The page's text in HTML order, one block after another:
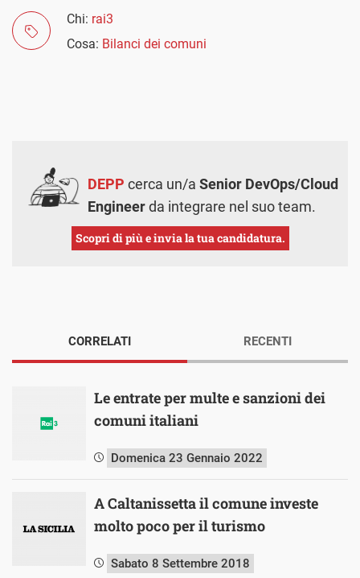
Chi: rai3
Cosa: Bilanci dei comuni
DEPP cerca un/a Senior DevOps/Cloud
Engineerda integrare nel suo team.
Scopri di più e invia la tua candidatura.
CORRELATI
Le entrate per multe e sanzioni dei
comuni italiani
Domenica 23 Gennaio 2022
A Caltanissetta il comune investe
molto poco per il turismo
Sabato 8 Settembre 2018
RECENTI